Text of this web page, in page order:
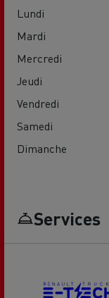
Lundi
Mardi
Mercredi
Jeudi
Vendredi
Samedi
Dimanche
Services